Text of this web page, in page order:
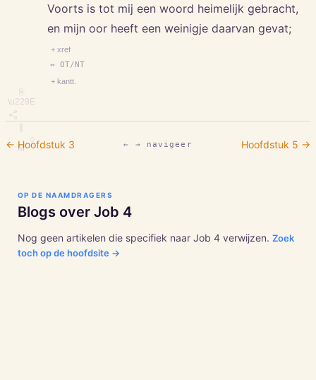
⎘
\u229E
M
Voorts is tot mij een woord heimelijk gebracht,
en mijn oor heeft een weinigje daarvan gevat;
+ xref
↔ OT/NT
+ kantt.
← Hoofdstuk 3 ← → navigeer Hoofdstuk 5 →
OP DE NAAMDRAGERS
Blogs over Job 4
Nog geen artikelen die specifiek naar Job 4 verwijzen. Zoek
toch op de hoofdsite →